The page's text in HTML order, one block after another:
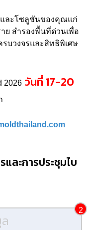
และโซลูชันของคุณแก่
ย สำรองพื้นที่ด่วนเพื่อ
บวงจรและสิทธิพิเศษ
2026 วันที่ 17-20
ละการประชุมไบ
2